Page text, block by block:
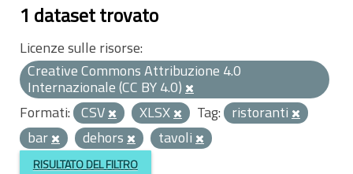
1 dataset trovato
Licenze sulle risorse:
Creative Commons Attribuzione 4.0
Internazionale (CC BY 4.0)
Formati: CSV XLSX Tag: ristoranti
bar
dehors tavoli
RISULTATO DEL FILTRO